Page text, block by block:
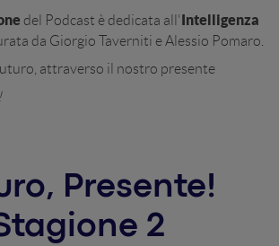
del Podcast è dedicata all'Intelligenza
da Giorgio Taverniti e Alessio Pomaro.
attraverso il nostro presente
Presente!
2